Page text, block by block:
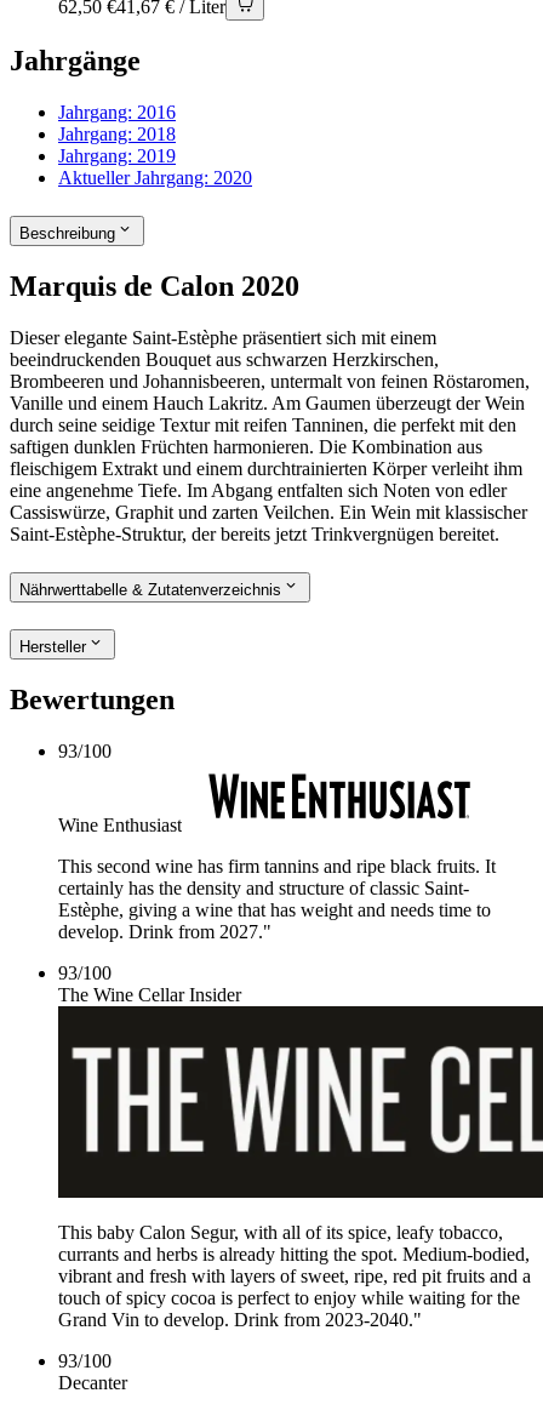
62,50 €41,67 € / Liter
Jahrgänge
Jahrgang: 2016
Jahrgang: 2018
Jahrgang: 2019
Aktueller Jahrgang: 2020
Beschreibung
Marquis de Calon 2020
Dieser elegante Saint-Estèphe präsentiert sich mit einem
beeindruckenden Bouquet aus schwarzen Herzkirschen,
Brombeeren und Johannisbeeren, untermalt von feinen Röstaromen,
Vanille und einem Hauch Lakritz. Am Gaumen überzeugt der Wein
durch seine seidige Textur mit reifen Tanninen, die perfekt mit den
saftigen dunklen Früchten harmonieren. Die Kombination aus
fleischigem Extrakt und einem durchtrainierten Körper verleiht ihm
eine angenehme Tiefe. Im Abgang entfalten sich Noten von edler
Cassiswürze, Graphit und zarten Veilchen. Ein Wein mit klassischer
Saint-Estèphe-Struktur, der bereits jetzt Trinkvergnügen bereitet.
Nährwerttabelle & Zutatenverzeichnis
Hersteller
Bewertungen
93/100
Wine Enthusiast
This second wine has firm tannins and ripe black fruits. It
certainly has the density and structure of classic Saint-
Estèphe, giving a wine that has weight and needs time to
develop. Drink from 2027."
93/100
The Wine Cellar Insider
This baby Calon Segur, with all of its spice, leafy tobacco,
currants and herbs is already hitting the spot. Medium-bodied,
vibrant and fresh with layers of sweet, ripe, red pit fruits and a
touch of spicy cocoa is perfect to enjoy while waiting for the
Grand Vin to develop. Drink from 2023-2040."
93/100
Decanter